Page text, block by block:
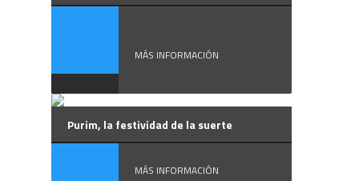
MÁS INFORMACIÓN
Purim, la festividad de la suerte
MÁS INFORMACIÓN